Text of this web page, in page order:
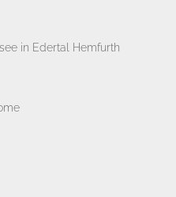
in Edertal Hemfurth